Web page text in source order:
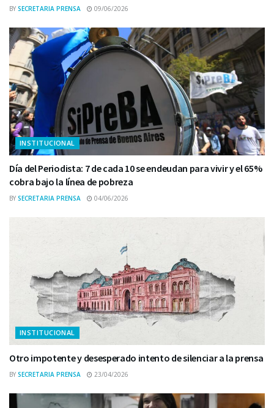
BY SECRETARIA PRENSA 09/06/2026
INSTITUCIONAL
Día del Periodista: 7 de cada 10 se endeudan para vivir y el 65%
cobra bajo la línea de pobreza
BY SECRETARIA PRENSA 04/06/2026
INSTITUCIONAL
Otro impotente y desesperado intento de silenciar a la prensa
BY SECRETARIA PRENSA 23/04/2026